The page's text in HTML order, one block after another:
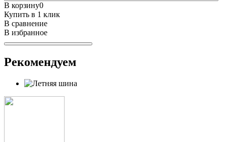
В корзину0
Купить в 1 клик
В сравнение
В избранное
Рекомендуем